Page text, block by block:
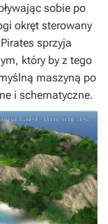
sobie po
okręt sterowany
Pirates sprzyja
który by z tego
maszyną po
i schematyczne.